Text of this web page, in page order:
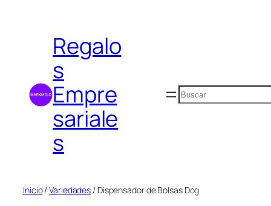
contenidoRegalo
s
Empre
sariale
s
Buscar
Inicio/Variedades / Dispensador de Bolsas Dog